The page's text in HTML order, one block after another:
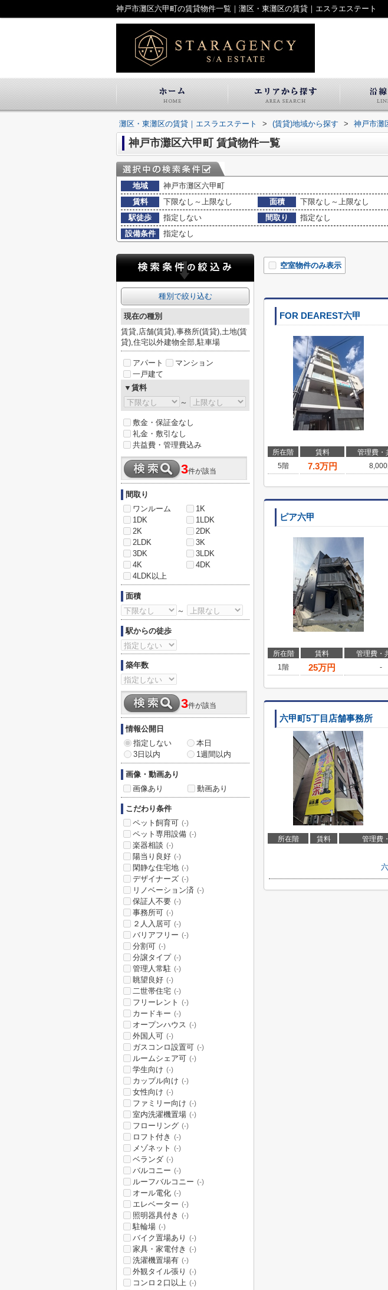
神戸市灘区六甲町の賃貸物件一覧｜灘区・東灘区の賃貸｜エスラエステート
灘区・東灘区の賃貸｜エスラエステート > (賃貸)地域から探す > 神戸市灘
神戸市灘区六甲町 賃貸物件一覧
地域
神戸市灘区六甲町
賃料
下限なし～上限なし 面積 下限なし～上限なし
駅徒歩
指定しない 間取り
指定なし
設備条件
指定なし
空室物件のみ表示
FOR DEAREST六甲
所在階 賃料 管理費・
5階
7.3万円 8,000
ピア六甲
所在階 賃料 管理費・
1階
25万円 -
六甲町5丁目店舗事務所
所在階 賃料 管理費
種別で絞り込む
現在の種別
賃貸,店舗(賃貸),事務所(賃貸),土地(賃
貸),住宅以外建物全部,駐車場
アパート
マンション
一戸建て
▼賃料
～
敷金・保証金なし
礼金・敷引なし
共益費・管理費込み
3件が該当
間取り
ワンルーム
1K
1DK
1LDK
2K
2DK
2LDK
3K
3DK
3LDK
4K
4DK
4LDK以上
面積
～
駅からの徒歩
築年数
3件が該当
情報公開日
指定しない
本日
3日以内
1週間以内
画像・動画あり
画像あり
動画あり
こだわり条件
ペット飼育可 (-)
ペット専用設備 (-)
楽器相談 (-)
陽当り良好 (-)
閑静な住宅地 (-)
デザイナーズ (-)
リノベーション済 (-)
保証人不要 (-)
事務所可 (-)
２人入居可 (-)
バリアフリー (-)
分割可 (-)
分譲タイプ (-)
管理人常駐 (-)
眺望良好 (-)
二世帯住宅 (-)
フリーレント (-)
カードキー (-)
オープンハウス (-)
外国人可 (-)
ガスコンロ設置可 (-)
ルームシェア可 (-)
学生向け (-)
カップル向け (-)
女性向け (-)
ファミリー向け (-)
室内洗濯機置場 (-)
フローリング (-)
ロフト付き (-)
メゾネット (-)
ベランダ (-)
バルコニー (-)
ルーフバルコニー (-)
オール電化 (-)
エレベーター (-)
照明器具付き (-)
駐輪場 (-)
バイク置場あり (-)
家具・家電付き (-)
洗濯機置場有 (-)
外観タイル張り (-)
コンロ２口以上 (-)